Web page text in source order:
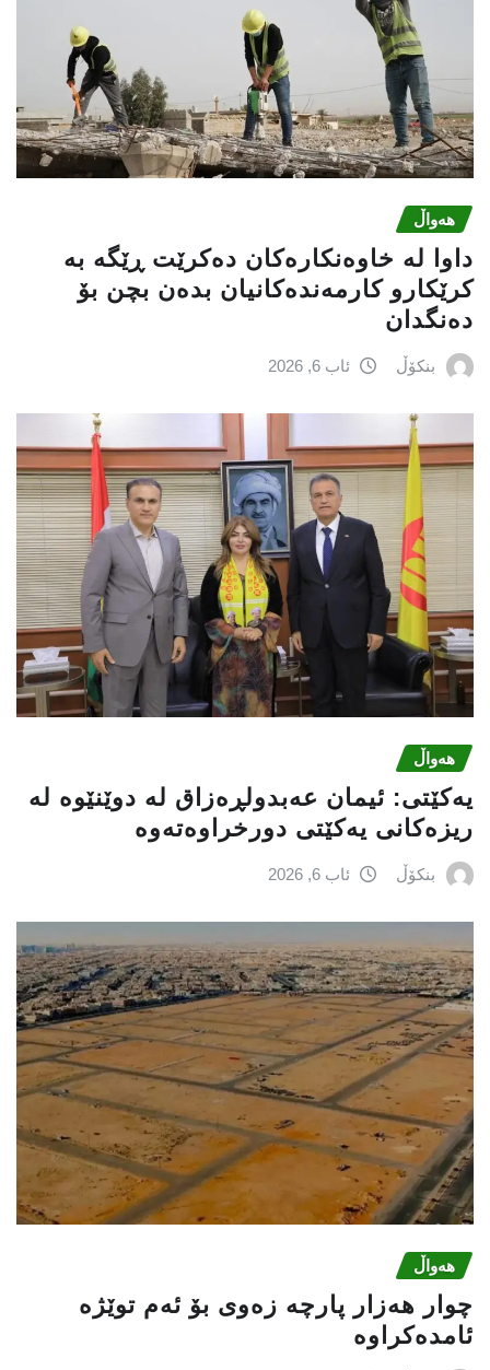
هەواڵ
داوا لە خاوەنکارەکان دەکرێت ڕێگە بە
کرێکارو کارمەندەکانیان بدەن بچن بۆ
دەنگدان
بنکۆڵ ئاب 6, 2026
هەواڵ
یه‌كێتی: ئیمان عه‌بدولڕه‌زاق له‌ دوێنێوه‌ له‌
ریزه‌كانی یه‌كێتی دورخراوه‌ته‌وه‌
بنکۆڵ ئاب 6, 2026
هەواڵ
چوار هەزار پارچە زەوی بۆ ئەم توێژە
ئامدەکراوە